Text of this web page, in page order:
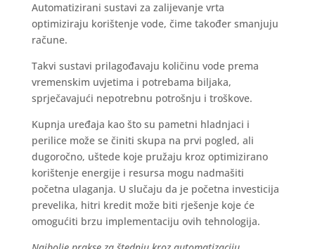
Automatizirani sustavi za zalijevanje vrta
optimiziraju korištenje vode, čime također smanjuju
račune.
Takvi sustavi prilagođavaju količinu vode prema
vremenskim uvjetima i potrebama biljaka,
sprječavajući nepotrebnu potrošnju i troškove.
Kupnja uređaja kao što su pametni hladnjaci i
perilice može se činiti skupa na prvi pogled, ali
dugoročno, uštede koje pružaju kroz optimizirano
korištenje energije i resursa mogu nadmašiti
početna ulaganja. U slučaju da je početna investicija
prevelika, hitri kredit može biti rješenje koje će
omogućiti brzu implementaciju ovih tehnologija.